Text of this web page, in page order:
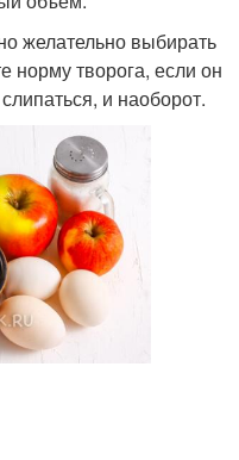
желательно выбирать
норму творога, если он
и наоборот.